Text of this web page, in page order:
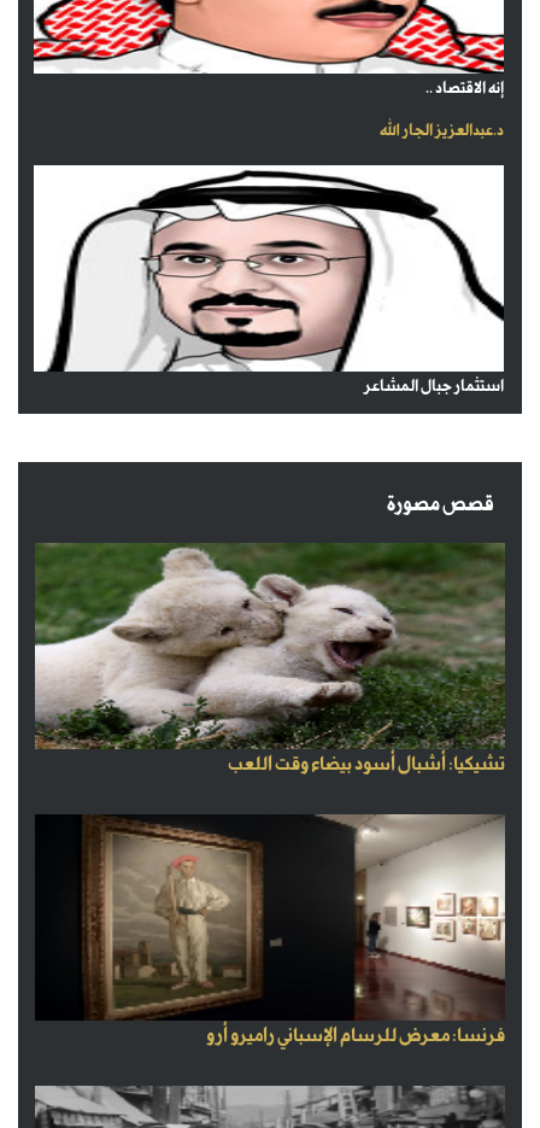
إنه الاقتصاد ..
د.عبدالعزيز الجار الله
استثمار جبال المشاعر
قصص مصورة
تشيكيا: أشبال أسود بيضاء وقت اللعب
فرنسا: معرض للرسام الإسباني راميرو أرو